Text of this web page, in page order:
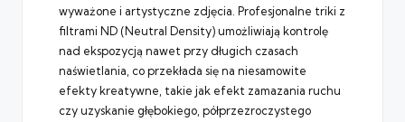
wyważone i artystyczne zdjęcia. Profesjonalne triki z
filtrami ND (Neutral Density) umożliwiają kontrolę
nad ekspozycją nawet przy długich czasach
naświetlania, co przekłada się na niesamowite
efekty kreatywne, takie jak efekt zamazania ruchu
czy uzyskanie głębokiego, półprzezroczystego